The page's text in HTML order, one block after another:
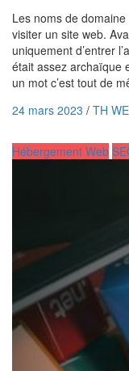
Les noms de
visiter un site web.
uniquement d’entrer
était assez archaïque
un mot c’est tout de
24 mars 2023 / TH
Hébergement Web